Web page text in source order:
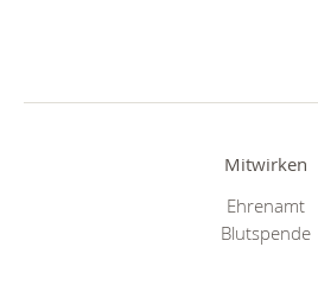
Mitwirken
Ehrenamt
Blutspende